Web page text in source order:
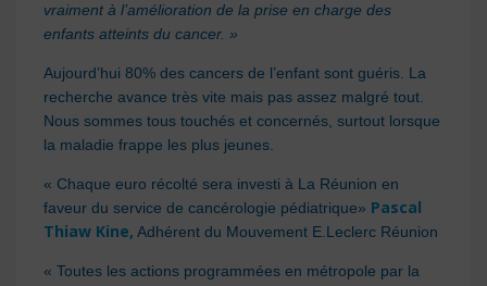
vraiment à l’amélioration de la prise en charge des
enfants atteints du cancer. »
Aujourd’hui 80% des cancers de l’enfant sont guéris. La
recherche avance très vite mais pas assez malgré tout.
Nous sommes tous touchés et concernés, surtout lorsque
la maladie frappe les plus jeunes.
« Chaque euro récolté sera investi à La Réunion en
faveur du service de cancérologie pédiatrique» Pascal
Thiaw Kine, Adhérent du Mouvement E.Leclerc Réunion
« Toutes les actions programmées en métropole par la